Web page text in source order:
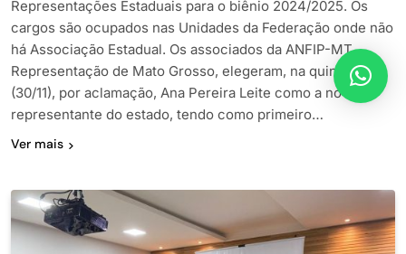
Representações Estaduais para o biênio 2024/2025. Os
cargos são ocupados nas Unidades da Federação onde não
há Associação Estadual. Os associados da ANFIP-MT,
Representação de Mato Grosso, elegeram, na quinta-feira
(30/11), por aclamação, Ana Pereira Leite como a nova
representante do estado, tendo como primeiro…
Ver mais